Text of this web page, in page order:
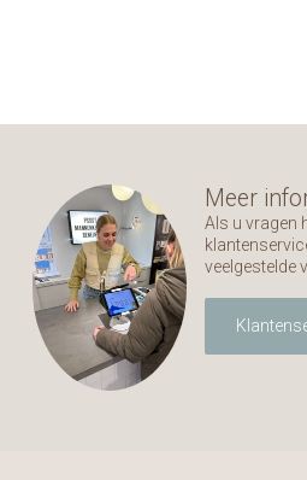
Meer
Als u vragen
veelgestelde